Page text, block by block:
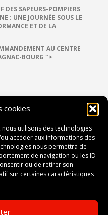
cookies
utilisons des technologies
accéder aux informations des
nous permettra de
de navigation ou les ID
ou de retirer son
sur certaines caractéristiques
DES SAPEURS-POMPIERS
: UNE JOURNÉE SOUS LE
ET DE LA
AU CENTRE
BOURG ">